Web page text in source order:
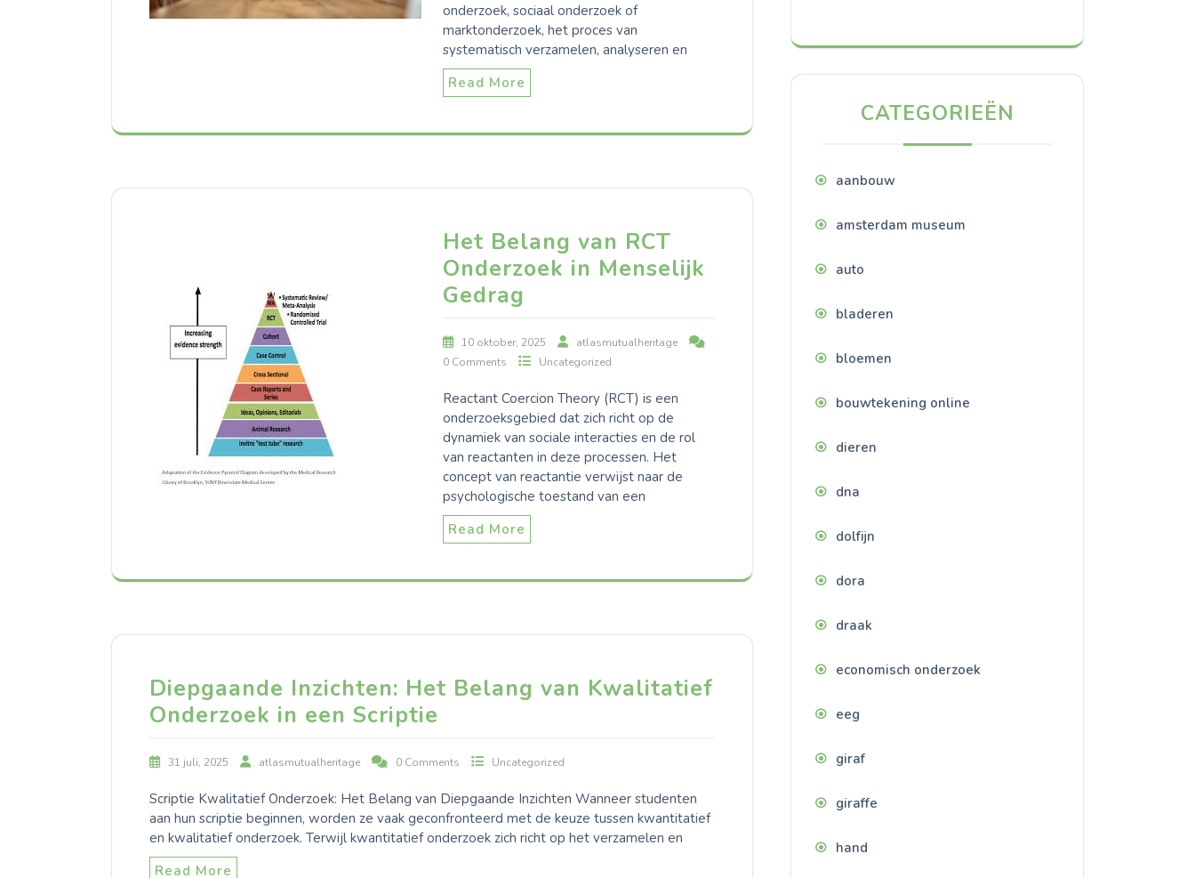
onderzoek, sociaal onderzoek of
marktonderzoek, het proces van
systematisch verzamelen, analyseren en
Read More
Het Belang van RCT
Onderzoek in Menselijk
Gedrag
10 oktober, 2025
atlasmutualheritage
0 Comments
Uncategorized
Reactant Coercion Theory (RCT) is een
onderzoeksgebied dat zich richt op de
dynamiek van sociale interacties en de rol
van reactanten in deze processen. Het
concept van reactantie verwijst naar de
psychologische toestand van een
Read More
Diepgaande Inzichten: Het Belang van Kwalitatief
Onderzoek in een Scriptie
31 juli, 2025 atlasmutualheritage 0 Comments Uncategorized
Scriptie Kwalitatief Onderzoek: Het Belang van Diepgaande Inzichten Wanneer studenten
aan hun scriptie beginnen, worden ze vaak geconfronteerd met de keuze tussen kwantitatief
en kwalitatief onderzoek. Terwijl kwantitatief onderzoek zich richt op het verzamelen en
Read More
CATEGORIEËN
aanbouw
amsterdam museum
auto
bladeren
bloemen
bouwtekening online
dieren
dna
dolfijn
dora
draak
economisch onderzoek
eeg
giraf
giraffe
hand